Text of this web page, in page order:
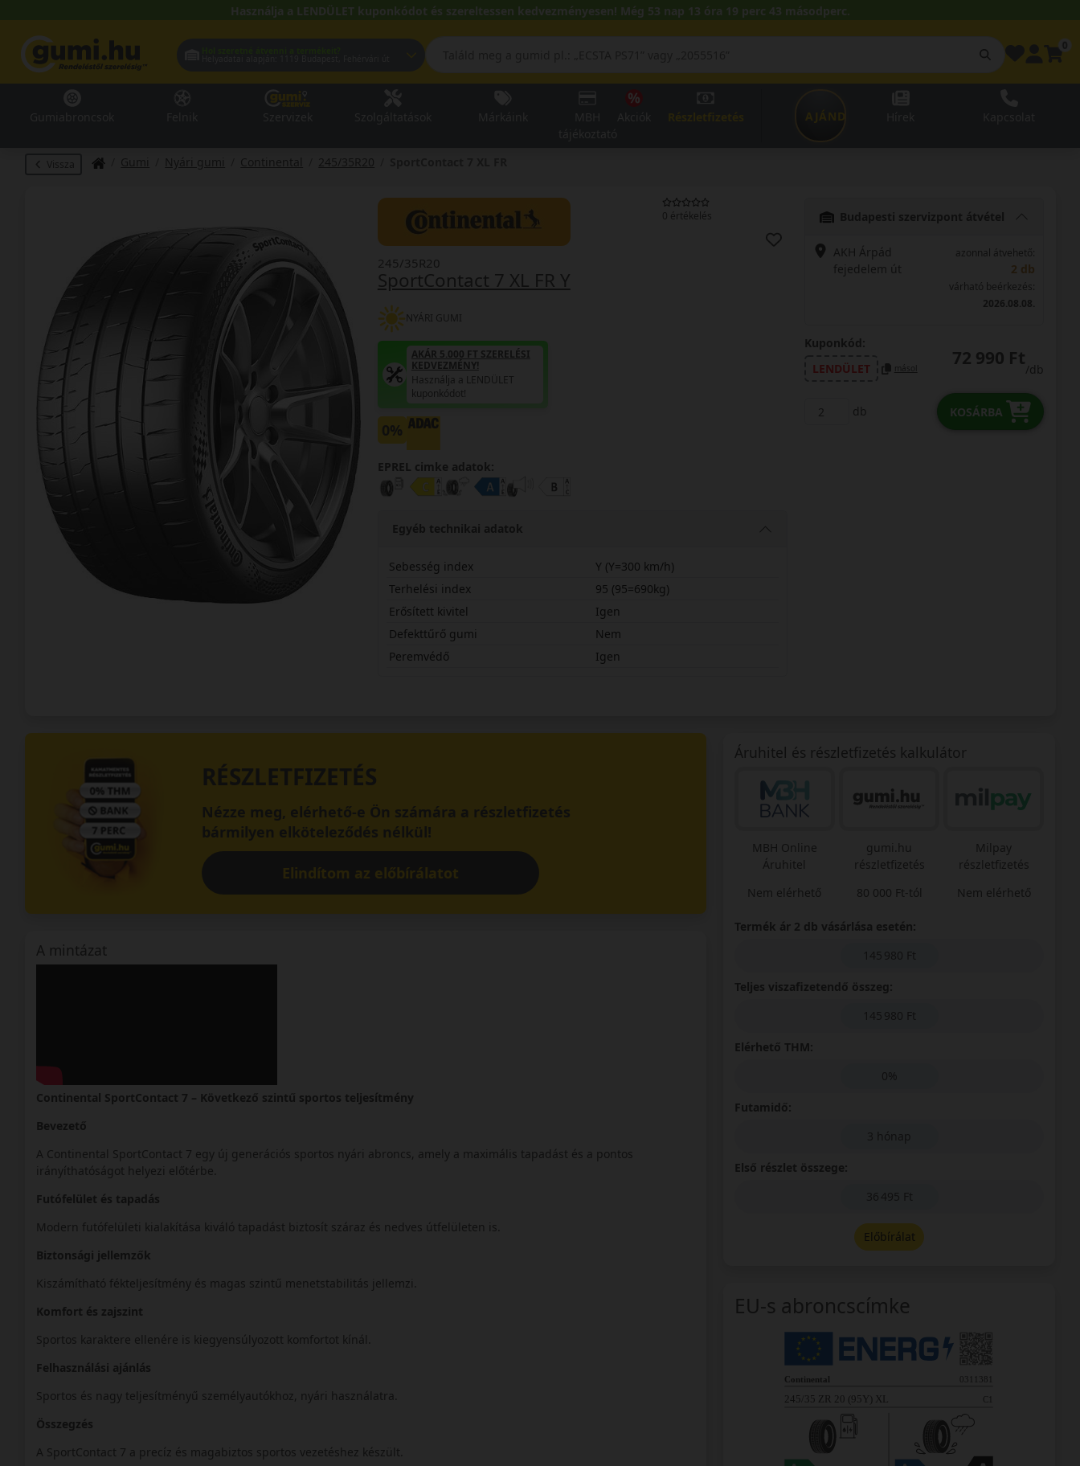
Használja a LENDÜLET kuponkódot és szereltessen kedvezményesen! Még 53 nap 13 óra 19 perc 42 másodperc.
AJÁNDÉKUTALVÁNY
Vissza Gumi Nyári gumi Continental 245/35R20
0 értékelés
SportContact 7 XL FR Y
245/35R20
NYÁRI GUMI
AKÁR 5.000 FT SZERELÉSI
KEDVEZMÉNY!
Használja a LENDÜLET
kuponkódot!
0%
EPREL cimke adatok:
Egyéb technikai adatok
Sebesség index
Y (Y=300 km/h)
Terhelési index
95 (95=690kg)
Erősített kivitel
Igen
Defekttűrő gumi
Nem
Peremvédő
Igen
Budapesti szervizpont átvétel
AKH Árpád
fejedelem út
azonnal átvehető:
2 db
várható beérkezés:
2026.08.08.
Kuponkód:
LENDÜLET
másol 72 990 Ft
/db
db KOSÁRBA
RÉSZLETFIZETÉS
Nézze meg, elérhető-e Ön számára a részletfizetés
bármilyen elköteleződés nélkül!
Elindítom az előbírálatot
A mintázat
Continental SportContact 7 – Következő szintű sportos teljesítmény
Bevezető
A Continental SportContact 7 egy új generációs sportos nyári abroncs, amely a maximális tapadást és a pontos
irányíthatóságot helyezi előtérbe.
Futófelület és tapadás
Modern futófelületi kialakítása kiváló tapadást biztosít száraz és nedves útfelületen is.
Biztonsági jellemzők
Kiszámítható fékteljesítmény és magas szintű menetstabilitás jellemzi.
Komfort és zajszint
Sportos karaktere ellenére is kiegyensúlyozott komfortot kínál.
Felhasználási ajánlás
Sportos és nagy teljesítményű személyautókhoz, nyári használatra.
Összegzés
A SportContact 7 a precíz és magabiztos sportos vezetéshez készült.
Áruhitel és részletfizetés kalkulátor
MBH Online
Áruhitel
Nem elérhető
gumi.hu
részletfizetés
80 000 Ft-tól
Milpay
részletfizetés
Nem elérhető
Termék ár 2 db vásárlása esetén:
145 980 Ft
Teljes viszafizetendő összeg:
145 980 Ft
Elérhető THM:
0%
Futamidő:
3 hónap
Első részlet összege:
36 495 Ft
Előbírálat
EU-s abroncscímke